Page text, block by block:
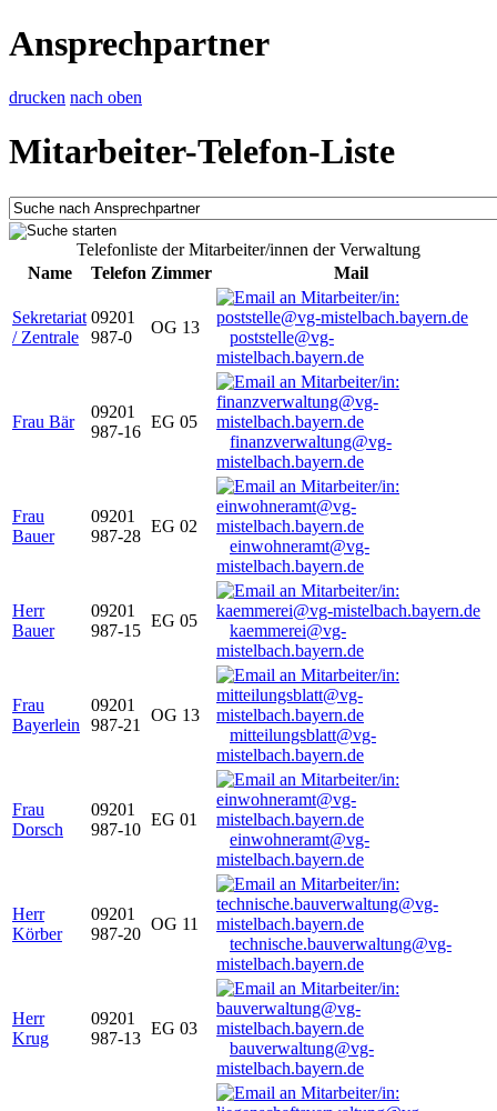
Ansprechpartner
drucken nach oben
Mitarbeiter-Telefon-Liste
Telefonliste der Mitarbeiter/innen der Verwaltung
Name
Telefon Zimmer Mail
Sekretariat
/ Zentrale
09201
987-0
OG 13
poststelle@vg-
mistelbach.bayern.de
Frau Bär
09201
987-16
EG 05
finanzverwaltung@vg-
mistelbach.bayern.de
Frau
Bauer
09201
987-28
EG 02
einwohneramt@vg-
mistelbach.bayern.de
Herr
Bauer
09201
987-15
EG 05
kaemmerei@vg-
mistelbach.bayern.de
Frau
Bayerlein
09201
987-21
OG 13
mitteilungsblatt@vg-
mistelbach.bayern.de
Frau
Dorsch
09201
987-10
EG 01
einwohneramt@vg-
mistelbach.bayern.de
Herr
Körber
09201
987-20
OG 11
technische.bauverwaltung@vg-
mistelbach.bayern.de
Herr
Krug
09201
987-13
EG 03
bauverwaltung@vg-
mistelbach.bayern.de